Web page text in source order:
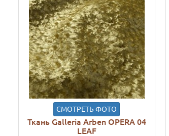
СМОТРЕТЬ ФОТО
Ткань Galleria Arben OPERA 04
LEAF